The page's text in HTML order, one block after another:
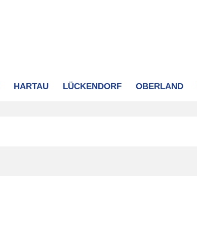
HARTAU LÜCKENDORF OBERLAND